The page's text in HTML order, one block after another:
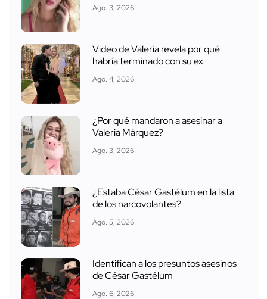
Ago. 3, 2026
Video de Valeria revela por qué
habría terminado con su ex
Ago. 4, 2026
¿Por qué mandaron a asesinar a
Valeria Márquez?
Ago. 3, 2026
¿Estaba César Gastélum en la lista
de los narcovolantes?
Ago. 5, 2026
Identifican a los presuntos asesinos
de César Gastélum
Ago. 6, 2026